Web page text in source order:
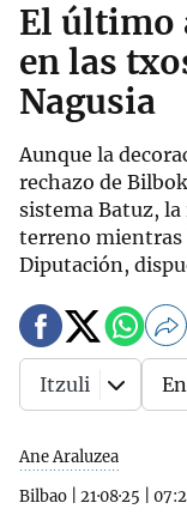
El último
en las
Nagusia
Aunque la
rechazo de
sistema Batuz,
terreno mientras
Diputación,
Ane Araluzea
Bilbao
21·08·25
Itzuli